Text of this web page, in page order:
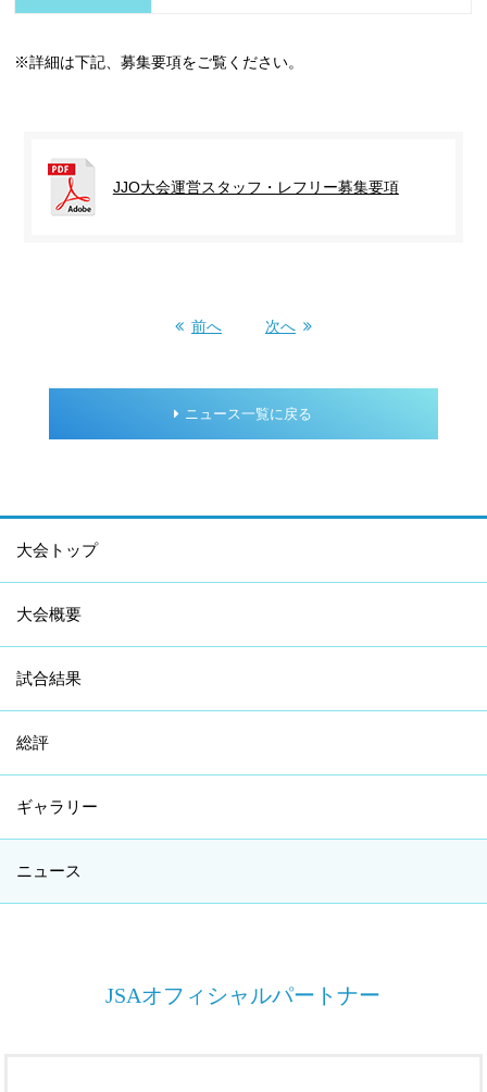
※詳細は下記、募集要項をご覧ください。
JJO大会運営スタッフ・レフリー募集要項
前へ 次へ
ニュース一覧に戻る
大会トップ
大会概要
試合結果
総評
ギャラリー
ニュース
JSAオフィシャルパートナー